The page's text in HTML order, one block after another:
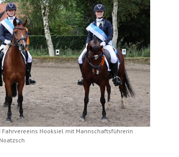
Hooksiel mit Mannschaftsführerin